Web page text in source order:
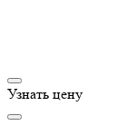
Узнать цену